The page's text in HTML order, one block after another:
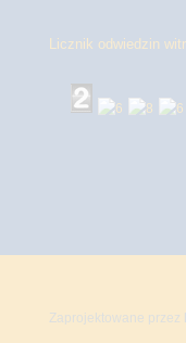
Licznik odwiedzin
Zaprojektowane przez